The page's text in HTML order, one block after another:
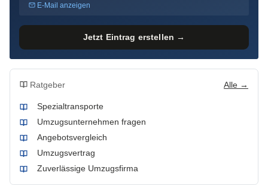
E-Mail anzeigen
Jetzt Eintrag erstellen →
Ratgeber Alle →
Spezialtransporte
Umzugsunternehmen fragen
Angebotsvergleich
Umzugsvertrag
Zuverlässige Umzugsfirma